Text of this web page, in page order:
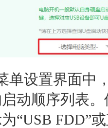
单设置界面中
动顺序列表
为“USB FDD”